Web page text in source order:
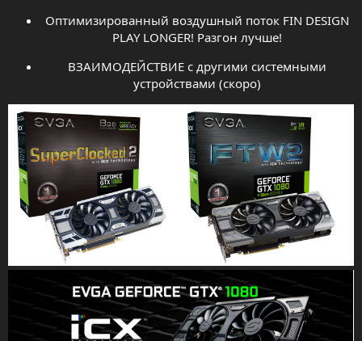
Оптимизированный воздушный поток FIN DESIGN
PLAY LONGER! Разгон лучше!
ВЗАИМОДЕЙСТВИЕ с другими системными
устройствами (скоро)